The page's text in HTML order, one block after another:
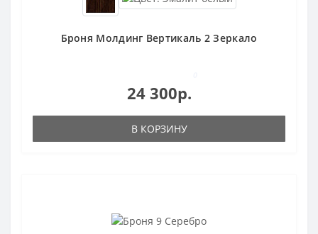
Броня Молдинг Вертикаль 2 Зеркало
24 300р.
В КОРЗИНУ